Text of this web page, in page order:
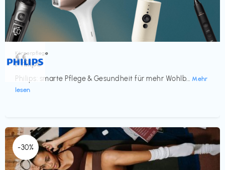
Körperpflege
Philips
Philips: smarte Pflege & Gesundheit für mehr Wohlb... Mehr
lesen
€€‎
-30%